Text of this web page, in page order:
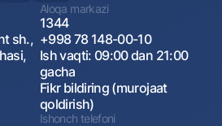
sh.,
Aloqa markazi
1344
+998 78 148-00-10
Ish vaqti: 09:00 dan 21:00
gacha
Fikr bildiring (murojaat
qoldirish)
Ishonch telefoni